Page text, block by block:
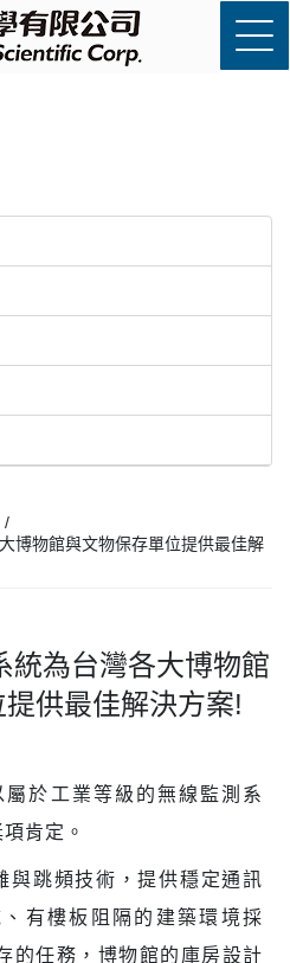
博物館與文物保存單位提供最佳解
統為台灣各大博物館
供最佳解決方案!
於工業等級的無線監測系
肯定。
與跳頻技術，提供穩定通訊
有樓板阻隔的建築環境採
的任務，博物館的庫房設計